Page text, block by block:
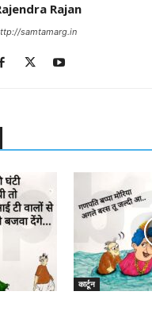
Rajan
samtamarg.in
कार्टून